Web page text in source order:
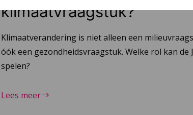
klimaatvraagstuk?
Klimaatverandering is niet alleen een
óók een gezondheidsvraagstuk. Welke rol kan de
spelen?
Lees meer